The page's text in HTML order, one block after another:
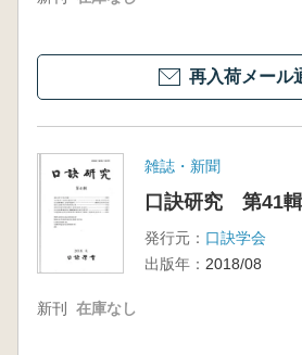
再入荷メール
雑誌・新聞
口訣研究 第41輯
発行元： 口訣学会
出版年： 2018/08
新刊 在庫なし